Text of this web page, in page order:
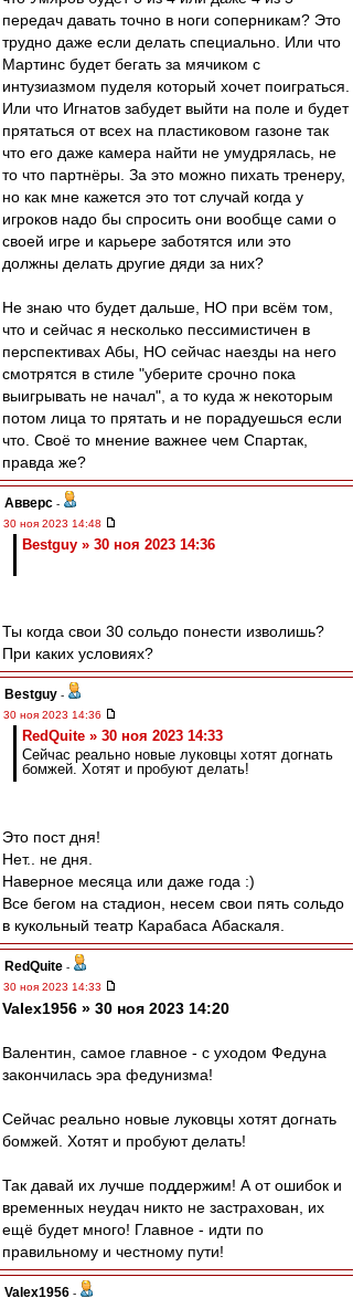
передач давать точно в ноги соперникам? Это
трудно даже если делать специально. Или что
Мартинс будет бегать за мячиком с
интузиазмом пуделя который хочет поиграться.
Или что Игнатов забудет выйти на поле и будет
прятаться от всех на пластиковом газоне так
что его даже камера найти не умудрялась, не
то что партнёры. За это можно пихать тренеру,
но как мне кажется это тот случай когда у
игроков надо бы спросить они вообще сами о
своей игре и карьере заботятся или это
должны делать другие дяди за них?
Не знаю что будет дальше, НО при всём том,
что и сейчас я несколько пессимистичен в
перспективах Абы, НО сейчас наезды на него
смотрятся в стиле "уберите срочно пока
выигрывать не начал", а то куда ж некоторым
потом лица то прятать и не порадуешься если
что. Своё то мнение важнее чем Спартак,
правда же?
Авверс -
30 ноя 2023 14:48
Bestguy » 30 ноя 2023 14:36
Ты когда свои 30 сольдо понести изволишь?
При каких условиях?
Bestguy -
30 ноя 2023 14:36
RedQuite » 30 ноя 2023 14:33
Сейчас реально новые луковцы хотят догнать
бомжей. Хотят и пробуют делать!
Это пост дня!
Нет.. не дня.
Наверное месяца или даже года :)
Все бегом на стадион, несем свои пять сольдо
в кукольный театр Карабаса Абаскаля.
RedQuite -
30 ноя 2023 14:33
Valex1956 » 30 ноя 2023 14:20
Валентин, самое главное - с уходом Федуна
закончилась эра федунизма!
Сейчас реально новые луковцы хотят догнать
бомжей. Хотят и пробуют делать!
Так давай их лучше поддержим! А от ошибок и
временных неудач никто не застрахован, их
ещё будет много! Главное - идти по
правильному и честному пути!
Valex1956 -